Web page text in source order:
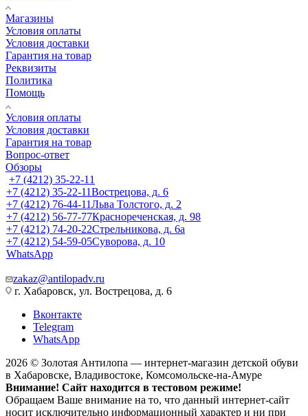
Магазины
Условия оплаты
Условия доставки
Гарантия на товар
Реквизиты
Политика
Помощь
Условия оплаты
Условия доставки
Гарантия на товар
Вопрос-ответ
Обзоры
+7 (4212) 35-22-11
+7 (4212) 35-22-11Вострецова, д. 6
+7 (4212) 76-44-11Льва Толстого, д. 2
+7 (4212) 56-77-77Краснореченская, д. 98
+7 (4212) 74-20-22Стрельникова, д. 6а
+7 (4212) 54-59-05Суворова, д. 10
WhatsApp
zakaz@antilopadv.ru
г. Хабаровск, ул. Вострецова, д. 6
Вконтакте
Telegram
WhatsApp
2026 © Золотая Антилопа — интернет-магазин детской обуви
в Хабаровске, Владивостоке, Комсомольске-на-Амуре
Внимание! Сайт находится в тестовом режиме!
Обращаем Ваше внимание на то, что данный интернет-сайт
носит исключительно информационный характер и ни при